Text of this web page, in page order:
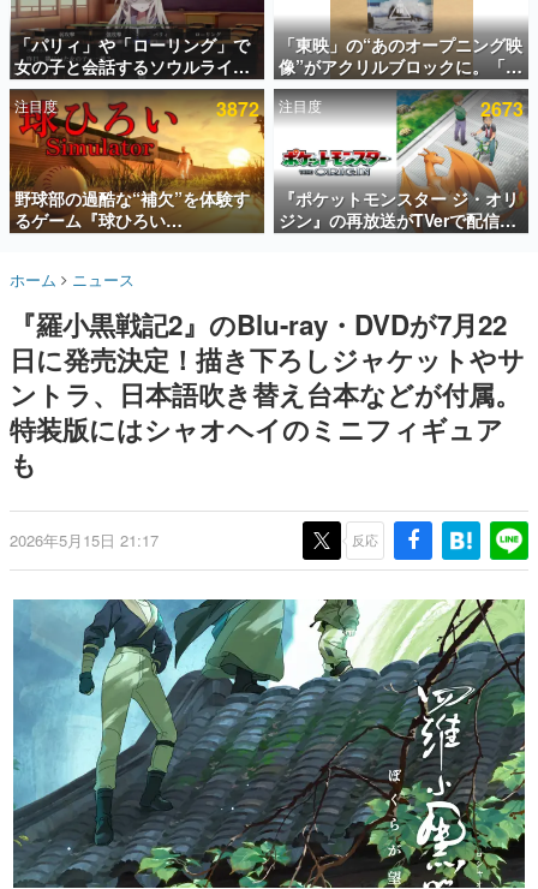
アプリセール情報
インタビュー
連載・特集一覧
殿堂入り記事
SNS拡散数が数千以上！ ページビュー数万以上！ などな
ど。多くの人々に読まれた、電ファミ渾身の“殿堂入り”記
事をまとめました。
名作ゲームクリエイターの方々に製作時のエピソードをお
きます。
赫本
この物語を解いてはいけない。『赫本』は、〈試験問題〉
の形をした短編ホラー小説集です。
ゲーム世代の作家たち
ゲームに多大な影響を受けた作家さんに取材し、ゲームが
画です。
日本モバイルゲーム産業史
日本のモバイルゲーム史における主要なトピック・タイト
ルを網羅するほか、開発者へのインタビューや識者による
解説を掲載。約20年の歴史が一望できる決定版！
若ゲのいたり〜ゲームクリエイターの青春〜
『うつヌケ』『ペンと箸』等で知られるマンガ家・田中圭
一先生によるゲーム業界レポートマンガです。
なんでゲームは面白い？
ゲーム開発者・hamatsu氏がゲームの魅力を画面や操作の
具体的な形から解き明かしていく、硬派で骨太な評論連載
「パリィ」や「ローリング」で
女の子と会話するソウルライク
恋愛ゲーム『小早川さんはソウ
ルライク』無料公開。返事に失
敗すると「YOU DIED」
「東映」の“あのオープニング映
像”がアクリルブロックに。「東
映ヒストリカル グッズコレクシ
ョン」が8月下旬より発売
注目度 3872
野球部の過酷な“補欠”を体験す
るゲーム『球ひろい
Simulator』が「1件」のウィッ
対応しSNSで話題に。『キング
プロ野球選手から称賛の声
注目度 2673
『ポケットモンスター ジ・オリ
ジン』の再放送がTVerで配信
中！レッド（CV：竹内順子）が
ホーム ニュース
『羅小黒戦記2』のBlu-ray・DVDが7月22
日に発売決定！描き下ろしジャケットやサ
ントラ、日本語吹き替え台本などが付属。
特装版にはシャオヘイのミニフィギュア
も
2026年5月15日 21:17 反応